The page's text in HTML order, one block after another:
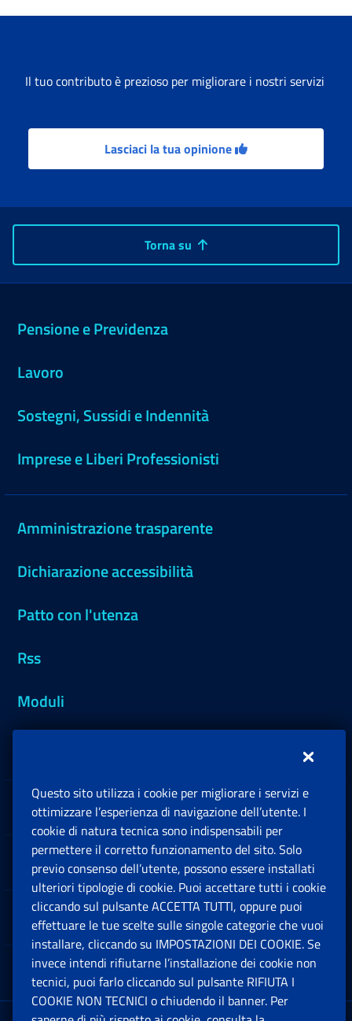
Il tuo contributo è prezioso per migliorare i nostri servizi
Lasciaci la tua opinione
Torna su
Pensione e Previdenza
Lavoro
Sostegni, Sussidi e Indennità
Imprese e Liberi Professionisti
Amministrazione trasparente
Dichiarazione accessibilità
Patto con l'utenza
Rss
Moduli
Sedi e Contatti
Software
Note Legali
App mobile
Questo sito utilizza i cookie per migliorare i servizi e
ottimizzare l’esperienza di navigazione dell’utente. I
cookie di natura tecnica sono indispensabili per
permettere il corretto funzionamento del sito. Solo
previo consenso dell’utente, possono essere installati
ulteriori tipologie di cookie. Puoi accettare tutti i cookie
cliccando sul pulsante ACCETTA TUTTI, oppure puoi
effettuare le tue scelte sulle singole categorie che vuoi
installare, cliccando su IMPOSTAZIONI DEI COOKIE. Se
invece intendi rifiutarne l’installazione dei cookie non
tecnici, puoi farlo cliccando sul pulsante RIFIUTA I
COOKIE NON TECNICI o chiudendo il banner. Per